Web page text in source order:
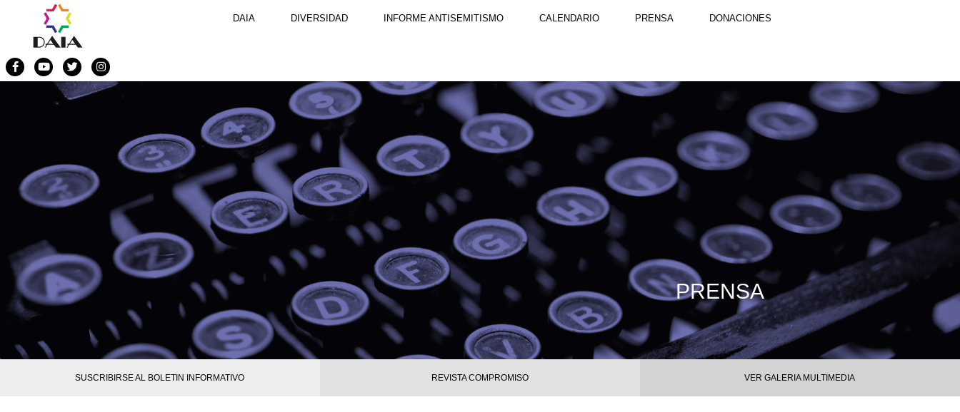
DAIA DIVERSIDAD INFORME ANTISEMITISMO CALENDARIO PRENSA DONACIONES
PRENSA
SUSCRIBIRSE AL BOLETIN INFORMATIVO REVISTA COMPROMISO VER GALERIA MULTIMEDIA